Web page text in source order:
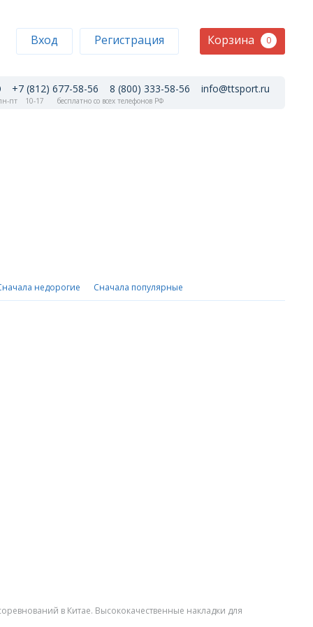
Вход Регистрация Корзина 0
+7 (812) 677-58-56 8 (800) 333-58-56 info@ttsport.ru
пт 10-17 бесплатно со всех телефонов РФ
недорогие Сначала популярные
в Китае. Высококачественные накладки для